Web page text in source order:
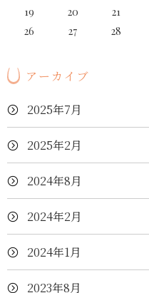
19
20 21
26
27 28
アーカイブ
2025年7月
2025年2月
2024年8月
2024年2月
2024年1月
2023年8月